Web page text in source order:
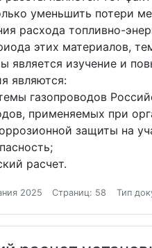
уменьшить потери
расхода топливно-
этих материалов,
является изучение и
являются:
газопроводов
применяемых при
защиты на
расчет.
2025 Страниц: 58 Тип